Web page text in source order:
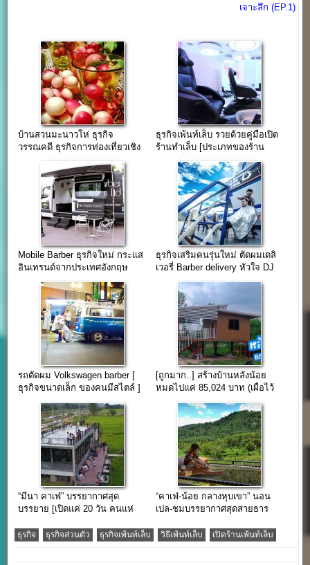
เจาะลึก (EP.1)
บ้านสวนมะนาวโห่ ธุรกิจ
วรรณคดี ธุรกิจการท่องเที่ยวเชิง
ธุรกิจเพ้นท์เล็บ รวยด้วยคู่มือเปิด
ร้านทำเล็บ [ประเภทของร้าน
เพ้นท์เล็บ] (EP.2)
Mobile Barber ธุรกิจใหม่ กระแส
อินเทรนด์จากประเทศอังกฤษ
ธุรกิจเสริมคนรุ่นใหม่ ตัดผมเดลิ
เวอรี่ Barber delivery หัวใจ DJ
รถตัดผม Volkswagen barber [
ธุรกิจขนาดเล็ก ของคนมีสไตล์ ]
[ถูกมาก..] สร้างบ้านหลังน้อย
หมดไปแค่ 85,024 บาท (เผื่อไว้
“มีนา คาเฟ่” บรรยากาศสุด
บรรยาย [เปิดแค่ 20 วัน คนแห่
“คาเฟ่-น้อย กลางหุบเขา” นอน
เปล-ชมบรรยากาศสุดสายธาร
ธุรกิจ ธุรกิจส่วนตัว ธุรกิจเพ้นท์เล็บ วิธีเพ้นท์เล็บ เปิดร้านเพ้นท์เล็บ